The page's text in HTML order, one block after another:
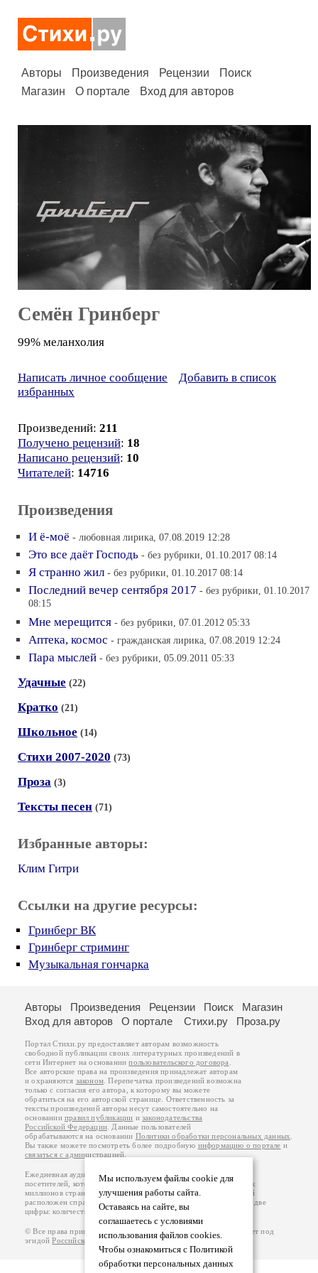
Авторы Произведения Рецензии
Поиск
Магазин
О портале Вход для авторов
Семён Гринберг
99% меланхолия
Написать личное сообщение
Добавить в список
избранных
Произведений: 211
Получено рецензий: 18
Написано рецензий: 10
Читателей: 14716
Произведения
И ё-моё - любовная лирика, 07.08.2019 12:28
Это все даёт Господь - без рубрики, 01.10.2017 08:14
Я странно жил - без рубрики, 01.10.2017 08:14
Последний вечер сентября 2017 - без рубрики, 01.10.2017
08:15
Мне мерещится - без рубрики, 07.01.2012 05:33
Аптека, космос - гражданская лирика, 07.08.2019 12:24
Пара мыслей - без рубрики, 05.09.2011 05:33
Удачные (22)
Кратко (21)
Школьное (14)
Стихи 2007-2020 (73)
Проза (3)
Тексты песен (71)
Избранные авторы:
Клим Гитри
Ссылки на другие ресурсы:
Гринберг ВК
Гринберг стриминг
Музыкальная гончарка
Мы используем файлы cookie для
улучшения работы сайта.
Оставаясь на сайте, вы
соглашаетесь с условиями
использования файлов cookies.
Чтобы ознакомиться с Политикой
обработки персональных данных
Авторы Произведения Рецензии Поиск
Магазин
Вход для авторов
О портале Стихи.ру Проза.ру
Портал Стихи.ру предоставляет авторам возможность
свободной публикации своих литературных произведений в
сети Интернет на основаниипользовательского договора.
Все авторские права на произведения принадлежат авторам
и охраняются законом. Перепечатка произведений возможна
только с согласия его автора, к которому вы можете
обратиться на его авторской странице. Ответственность за
тексты произведений авторы несут самостоятельно на
основанииправил публикации изаконодательства
Российской Федерации. Данные пользователей
обрабатываются на основании Политики обработки персональных данных.
Вы также можете посмотреть более подробную информацию о портале и
связаться с администрацией.
Ежедневная аудитория портала Стихи.ру – порядка 200 тысяч
посетителей, которые в общей сумме просматривают более двух
миллионов страниц по данным счетчика посещаемости, который
расположен справа от этого текста. В каждой графе указано по две
цифры: количество просмотров и количество посетителей.
© Все права принадлежат авторам, 2000-2026. Портал работает под
эгидойРоссийского союза писателей 18+